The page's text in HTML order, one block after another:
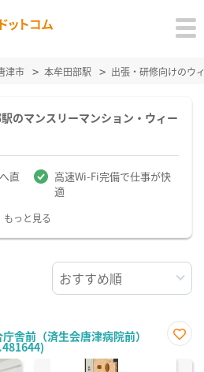
津市 本牟田部駅 出張・研修向けのウ
のマンスリーマンション・ウィー
直
高速Wi-Fi完備で仕事が快
適
もっと見る
舎前（済生会唐津病院前）
に入